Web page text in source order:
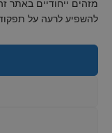
מזהים ייחודיים באתר
להשפיע לרעה על